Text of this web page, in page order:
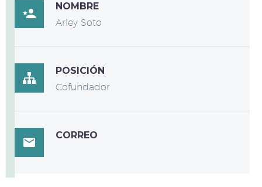

NOMBRE
Arley Soto

POSICIÓN
Cofundador

CORREO